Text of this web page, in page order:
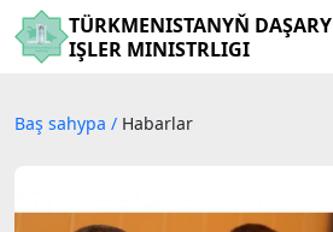
TÜRKMENISTANYŇ DAŞARY
IŞLER MINISTRLIGI
Baş sahypa / Habarlar